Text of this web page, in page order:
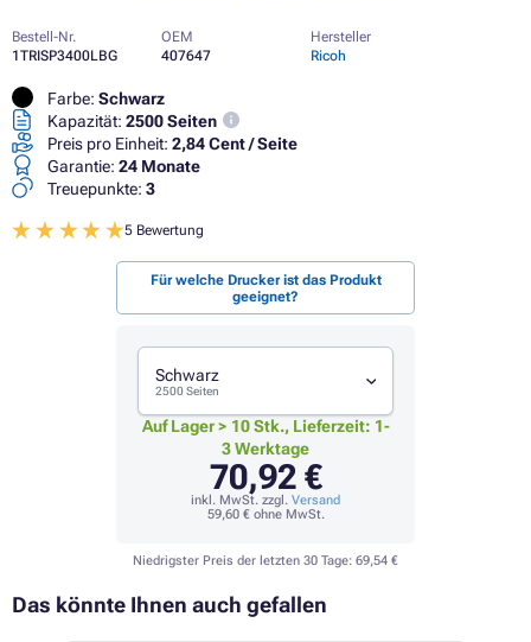
Bestell-Nr.
1TRISP3400LBG
OEM
407647
Hersteller
Ricoh
Farbe: Schwarz
Kapazität: 2500 Seiten
Preis pro Einheit: 2,84 Cent / Seite
Garantie: 24 Monate
Treuepunkte: 3
5 Bewertung
Für welche Drucker ist das Produkt
geeignet?
Schwarz
2500 Seiten
Auf Lager > 10 Stk., Lieferzeit: 1-
3 Werktage
70,92 €
inkl. MwSt. zzgl. Versand
59,60 €ohne MwSt.
Niedrigster Preis der letzten 30 Tage: 69,54 €
Das könnte Ihnen auch gefallen